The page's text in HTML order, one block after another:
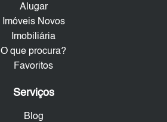
Alugar
Imóveis Novos
Imobiliária
O que procura?
Favoritos
Serviços
Blog